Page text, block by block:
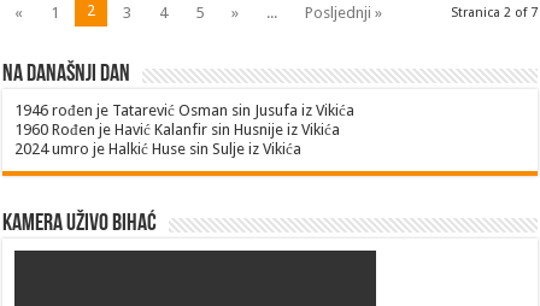
Stranica 2 of 7
« 1 2 3 4 5 » ... Posljednji »
Na današnji dan
1946 rođen je Tatarević Osman sin Jusufa iz Vikića
1960 Rođen je Havić Kalanfir sin Husnije iz Vikića
2024 umro je Halkić Huse sin Sulje iz Vikića
Kamera uživo Bihać